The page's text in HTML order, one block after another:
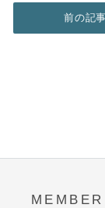
前の記
MEMBER